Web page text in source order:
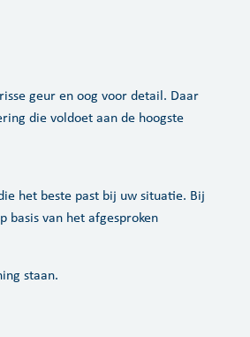
geur en oog voor detail. Daar
die voldoet aan de hoogste
het beste past bij uw situatie. Bij
basis van het afgesproken
staan.